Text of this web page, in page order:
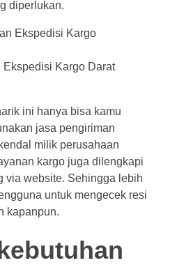
diperlukan.
Kargo Darat
ini hanya bisa kamu
jasa pengiriman
milik perusahaan
kargo juga dilengkapi
via website. Sehingga lebih
untuk mengecek resi
kapanpun.